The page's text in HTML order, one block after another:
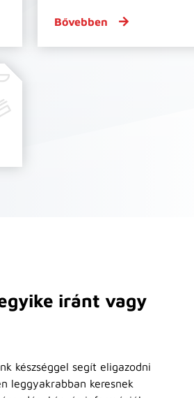
Bővebben
iránt vagy
készséggel segít eligazodni
leggyakrabban keresnek